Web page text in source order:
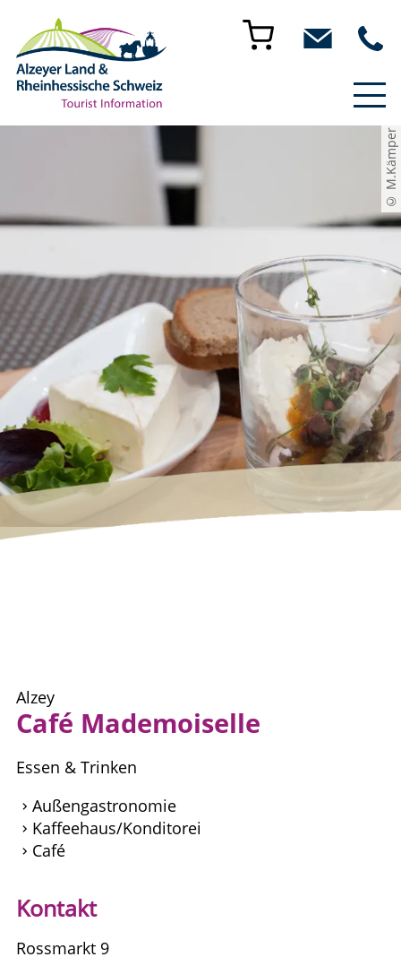
© M.Kämper
Alzey
Café Mademoiselle
Essen & Trinken
Außengastronomie
Kaffeehaus/Konditorei
Café
Kontakt
Rossmarkt 9